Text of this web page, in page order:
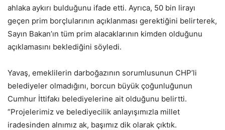
ahlaka aykırı bulduğunu ifade etti. Ayrıca, 50 bin lirayı
geçen prim borçlularının açıklanması gerektiğini belirterek,
Sayın Bakan’ın tüm prim alacaklarının kimden olduğunu
açıklamasını beklediğini söyledi.
Yavaş, emeklilerin darboğazının sorumlusunun CHP’li
belediyeler olmadığını, borcun büyük çoğunluğunun
Cumhur İttifakı belediyelerine ait olduğunu belirtti.
“Projelerimiz ve belediyecilik anlayışımızla millet
iradesinden alnımız ak, başımız dik olarak çıktık.